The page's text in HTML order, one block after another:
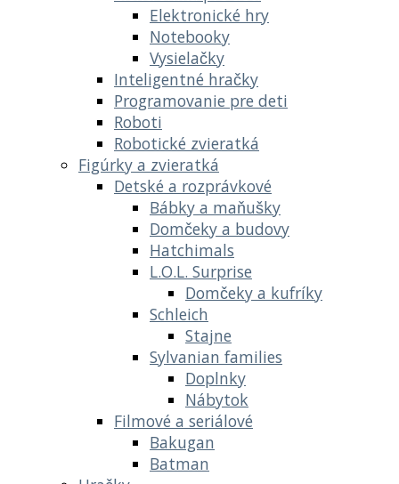
Elektronické hry
Notebooky
Vysielačky
Inteligentné hračky
Programovanie pre deti
Roboti
Robotické zvieratká
Figúrky a zvieratká
Detské a rozprávkové
Bábky a maňušky
Domčeky a budovy
Hatchimals
L.O.L. Surprise
Domčeky a kufríky
Schleich
Stajne
Sylvanian families
Doplnky
Nábytok
Filmové a seriálové
Bakugan
Batman